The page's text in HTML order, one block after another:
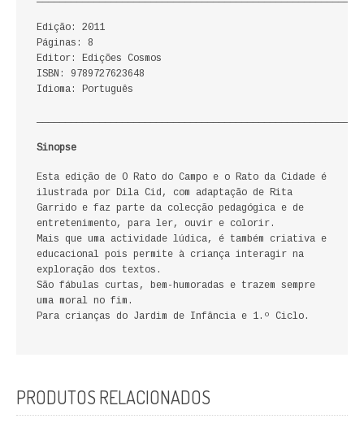
ANÁLISE DA ACÇÃO EDUCATIVA
COLEÇÃO PONTO DE INTERROGAÇÃO
COLEÇÃO PONTO E VÍRGULA
HISTÓRIA DE PORTUGAL
PRÉ-HISTÓRIA
LITERATURA
BIOGRAFIA
NOVA BIBLIOTECA COSMOS
Edição: 2011
Páginas: 8
Editor: Edições Cosmos
ISBN: 9789727623648
Idioma: Português
Sinopse
Esta edição de O Rato do Campo e o Rato da Cidade é
ilustrada por Dila Cid, com adaptação de Rita
Garrido e faz parte da colecção pedagógica e de
entretenimento, para ler, ouvir e colorir.
Mais que uma actividade lúdica, é também criativa e
educacional pois permite à criança interagir na
exploração dos textos.
São fábulas curtas, bem-humoradas e trazem sempre
uma moral no fim.
Para crianças do Jardim de Infância e 1.º Ciclo.
PRODUTOS RELACIONADOS